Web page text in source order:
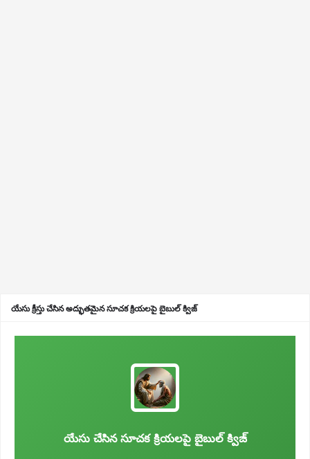
యేసు క్రీస్తు చేసిన అద్భుతమైన సూచక క్రియలపై బైబుల్ క్విజ్
యేసు చేసిన సూచక క్రియలపై బైబుల్ క్విజ్